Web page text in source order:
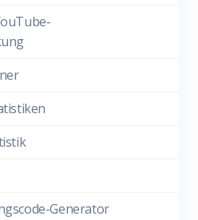
Generator